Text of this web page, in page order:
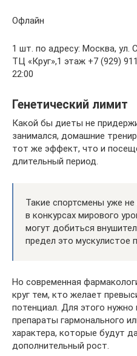
Офлайн
1 шт. по адресу: Москва, ул.
ТЦ «Круг»,1 этаж +7 (929)
22:00
Генетический лимит
Какой бы диеты не
занимался, домашние
тот же эффект, что и
длительный период.
Такие спортсмены уже
в конкурсах мирового
могут добиться
предел это мускулистое
Но современная
круг тем, кто желает
потенциал. Для этого нужно
препараты гармонального
характера, которые будут
дополнительный рост.